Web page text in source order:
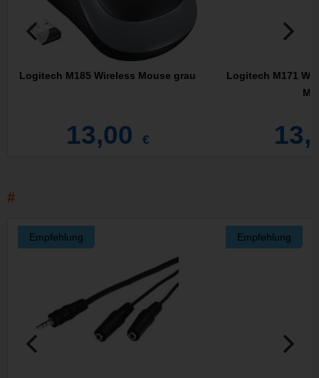
Logitech M185 Wireless Mouse grau
13,00 €
Logitech M171
Empfehlung Empfehlung